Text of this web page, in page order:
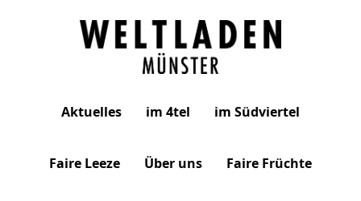
Weltladen
Aktuelles im 4tel im Südviertel
Faire Leeze Über uns Faire Früchte